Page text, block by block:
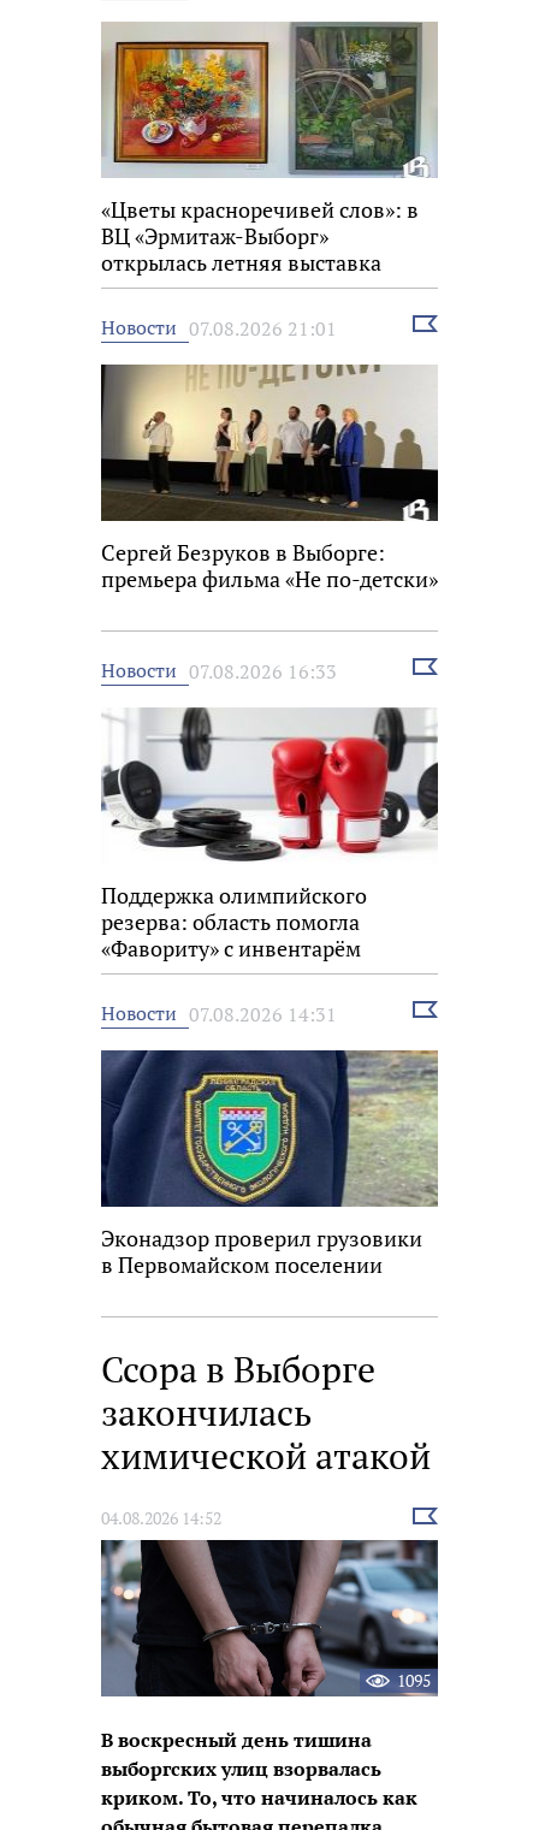
«Цветы красноречивей слов»: в
ВЦ «Эрмитаж-Выборг»
открылась летняя выставка
Новости 07.08.2026 21:01
Выбрать
Сергей Безруков в Выборге:
премьера фильма «Не по-детски»
Новости 07.08.2026 16:33
Выбрать
Поддержка олимпийского
резерва: область помогла
«Фавориту» с инвентарём
Новости 07.08.2026 14:31
Выбрать
Эконадзор проверил грузовики
в Первомайском поселении
Ссора в Выборге
закончилась
химической атакой
04.08.2026 14:52
Выбрать
новость
1095
В воскресный день тишина
выборгских улиц взорвалась
криком. То, что начиналось как